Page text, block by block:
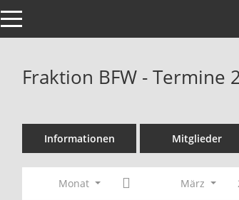
Toggle navigation
Fraktion BFW - Termine
Informationen Mitglieder
Monat März